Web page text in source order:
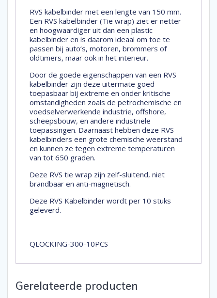
RVS kabelbinder met een lengte van 150 mm.
Een RVS kabelbinder (Tie wrap) ziet er netter
en hoogwaardiger uit dan een plastic
kabelbinder en is daarom ideaal om toe te
passen bij auto’s, motoren, brommers of
oldtimers, maar ook in het interieur.
Door de goede eigenschappen van een RVS
kabelbinder zijn deze uitermate goed
toepasbaar bij extreme en onder kritische
omstandigheden zoals de petrochemische en
voedselverwerkende industrie, offshore,
scheepsbouw, en andere industriële
toepassingen. Daarnaast hebben deze RVS
kabelbinders een grote chemische weerstand
en kunnen ze tegen extreme temperaturen
van tot 650 graden.
Deze RVS tie wrap zijn zelf-sluitend, niet
brandbaar en anti-magnetisch.
Deze RVS Kabelbinder wordt per 10 stuks
geleverd.
QLOCKING-300-10PCS
Gerelateerde producten